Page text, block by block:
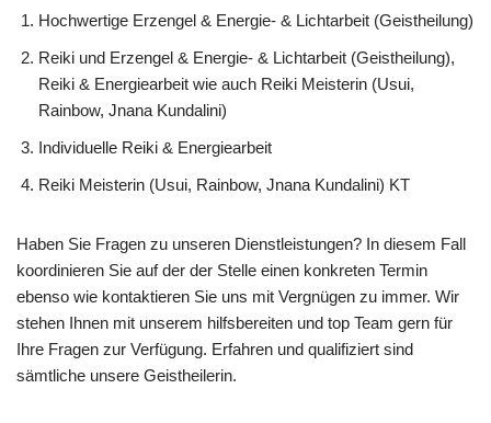
Hochwertige Erzengel & Energie- & Lichtarbeit (Geistheilung)
Reiki und Erzengel & Energie- & Lichtarbeit (Geistheilung),
Reiki & Energiearbeit wie auch Reiki Meisterin (Usui,
Rainbow, Jnana Kundalini)
Individuelle Reiki & Energiearbeit
Reiki Meisterin (Usui, Rainbow, Jnana Kundalini) KT
Haben Sie Fragen zu unseren Dienstleistungen? In diesem Fall
koordinieren Sie auf der der Stelle einen konkreten Termin
ebenso wie kontaktieren Sie uns mit Vergnügen zu immer. Wir
stehen Ihnen mit unserem hilfsbereiten und top Team gern für
Ihre Fragen zur Verfügung. Erfahren und qualifiziert sind
sämtliche unsere Geistheilerin.